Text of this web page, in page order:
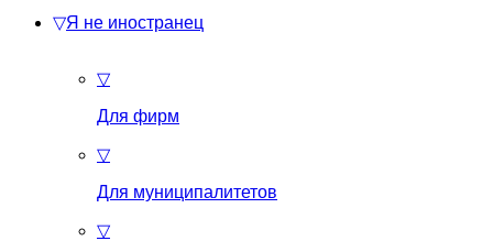
▽Я не иностранец
▽
Для фирм
▽
Для муниципалитетов
▽